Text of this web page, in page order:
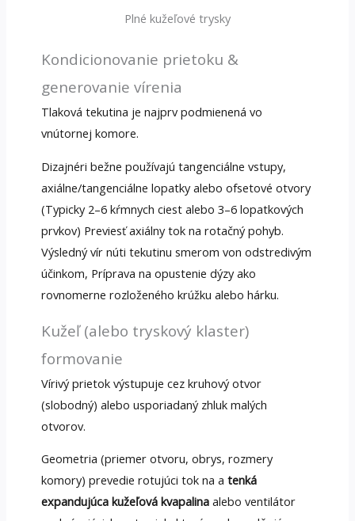
Plné kužeľové trysky
Kondicionovanie prietoku &
generovanie vírenia
Tlaková tekutina je najprv podmienená vo
vnútornej komore.
Dizajnéri bežne používajú tangenciálne vstupy,
axiálne/tangenciálne lopatky alebo ofsetové otvory
(Typicky 2–6 kŕmnych ciest alebo 3–6 lopatkových
prvkov) Previesť axiálny tok na rotačný pohyb.
Výsledný vír núti tekutinu smerom von odstredivým
účinkom, Príprava na opustenie dýzy ako
rovnomerne rozloženého krúžku alebo hárku.
Kužeľ (alebo tryskový klaster)
formovanie
Vírivý prietok výstupuje cez kruhový otvor
(slobodný) alebo usporiadaný zhluk malých
otvorov.
Geometria (priemer otvoru, obrys, rozmery
komory) prevedie rotujúci tok na a tenká
expandujúca kužeľová kvapalinaalebo ventilátor